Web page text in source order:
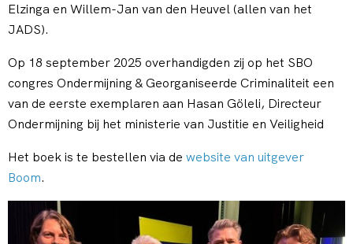
Elzinga en Willem-Jan van den Heuvel (allen van het
JADS).
Op 18 september 2025 overhandigden zij op het SBO
congres Ondermijning & Georganiseerde Criminaliteit een
van de eerste exemplaren aan Hasan Göleli, Directeur
Ondermijning bij het ministerie van Justitie en Veiligheid
Het boek is te bestellen via de website van uitgever
Boom.